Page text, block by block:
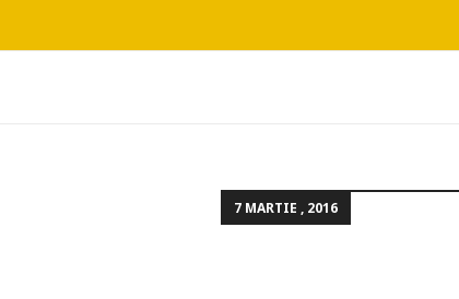
7 MARTIE , 2016